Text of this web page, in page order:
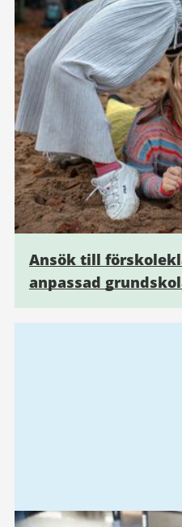
Ansök till
anpassad